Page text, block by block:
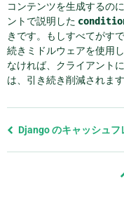
コンテンツを生成するの
ントで説明した
きです。もしすべてがす
続きミドルウェアを使用
なければ、クライアント
は、引き続き削減されます
前 Django のキャッシュフ